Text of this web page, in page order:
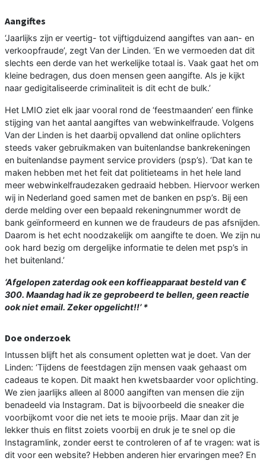
Aangiftes
‘Jaarlijks zijn er veertig- tot vijftigduizend aangiftes van aan- en
verkoopfraude’, zegt Van der Linden. ‘En we vermoeden dat dit
slechts een derde van het werkelijke totaal is. Vaak gaat het om
kleine bedragen, dus doen mensen geen aangifte. Als je kijkt
naar gedigitaliseerde criminaliteit is dit echt de bulk.’
Het LMIO ziet elk jaar vooral rond de ‘feestmaanden’ een flinke
stijging van het aantal aangiftes van webwinkelfraude. Volgens
Van der Linden is het daarbij opvallend dat online oplichters
steeds vaker gebruikmaken van buitenlandse bankrekeningen
en buitenlandse payment service providers (psp’s). ‘Dat kan te
maken hebben met het feit dat politieteams in het hele land
meer webwinkelfraudezaken gedraaid hebben. Hiervoor werken
wij in Nederland goed samen met de banken en psp’s. Bij een
derde melding over een bepaald rekeningnummer wordt de
bank geïnformeerd en kunnen we de fraudeurs de pas afsnijden.
Daarom is het echt noodzakelijk om aangifte te doen. We zijn nu
ook hard bezig om dergelijke informatie te delen met psp’s in
het buitenland.’
‘Afgelopen zaterdag ook een koffieapparaat besteld van €
300. Maandag had ik ze geprobeerd te bellen, geen reactie
ook niet email. Zeker opgelicht!!’ *
Doe onderzoek
Intussen blijft het als consument opletten wat je doet. Van der
Linden: ‘Tijdens de feestdagen zijn mensen vaak gehaast om
cadeaus te kopen. Dit maakt hen kwetsbaarder voor oplichting.
We zien jaarlijks alleen al 8000 aangiften van mensen die zijn
benadeeld via Instagram. Dat is bijvoorbeeld die sneaker die
voorbijkomt voor die net iets te mooie prijs. Maar dan zit je
lekker thuis en flitst zoiets voorbij en druk je te snel op die
Instagramlink, zonder eerst te controleren of af te vragen: wat is
dit voor een website? Hebben anderen hier ervaringen mee? En